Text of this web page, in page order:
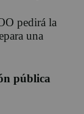
pedirá la
una
pública